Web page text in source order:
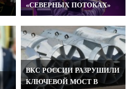
«СЕВЕРНЫХ ПОТОКАХ»
ВКС РОССИИ РАЗРУШИЛИ
КЛЮЧЕВОЙ МОСТ В